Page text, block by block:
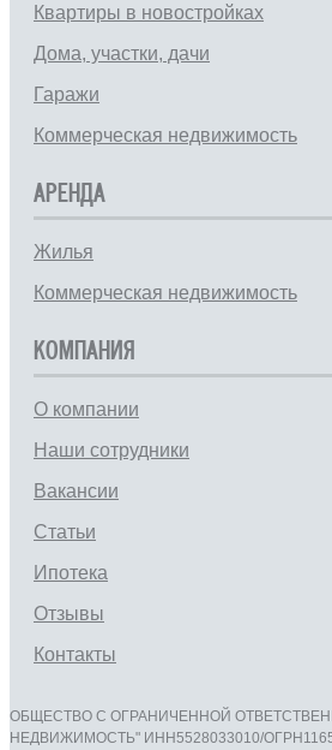
Квартиры в новостройках
Дома, участки, дачи
Гаражи
Коммерческая недвижимость
АРЕНДА
Жилья
Коммерческая недвижимость
КОМПАНИЯ
О компании
Наши сотрудники
Вакансии
Статьи
Ипотека
Отзывы
Контакты
ОБЩЕСТВО С ОГРАНИЧЕННОЙ
НЕДВИЖИМОСТЬ" ИНН5528033010/